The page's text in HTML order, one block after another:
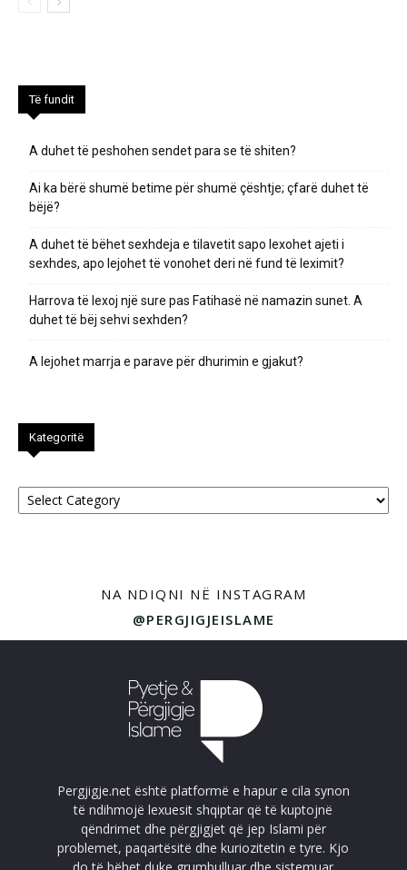
Të fundit
A duhet të peshohen sendet para se të shiten?
Ai ka bërë shumë betime për shumë çështje; çfarë duhet të
bëjë?
A duhet të bëhet sexhdeja e tilavetit sapo lexohet ajeti i
sexhdes, apo lejohet të vonohet deri në fund të leximit?
Harrova të lexoj një sure pas Fatihasë në namazin sunet. A
duhet të bëj sehvi sexhden?
A lejohet marrja e parave për dhurimin e gjakut?
Kategoritë
Kategoritë
NA NDIQNI NË INSTAGRAM
@PERGJIGJEISLAME
Pergjigje.net është platformë e hapur e cila synon
të ndihmojë lexuesit shqiptar që të kuptojnë
qëndrimet dhe përgjigjet që jep Islami për
problemet, paqartësitë dhe kuriozitetin e tyre. Kjo
do të bëhet duke grumbulluar dhe sistemuar